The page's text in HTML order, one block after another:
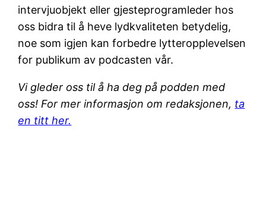
intervjuobjekt eller gjesteprogramleder hos
oss bidra til å heve lydkvaliteten betydelig,
noe som igjen kan forbedre lytteropplevelsen
for publikum av podcasten vår.
Vi gleder oss til å ha deg på podden med
oss! For mer informasjon om redaksjonen, ta
en titt her.